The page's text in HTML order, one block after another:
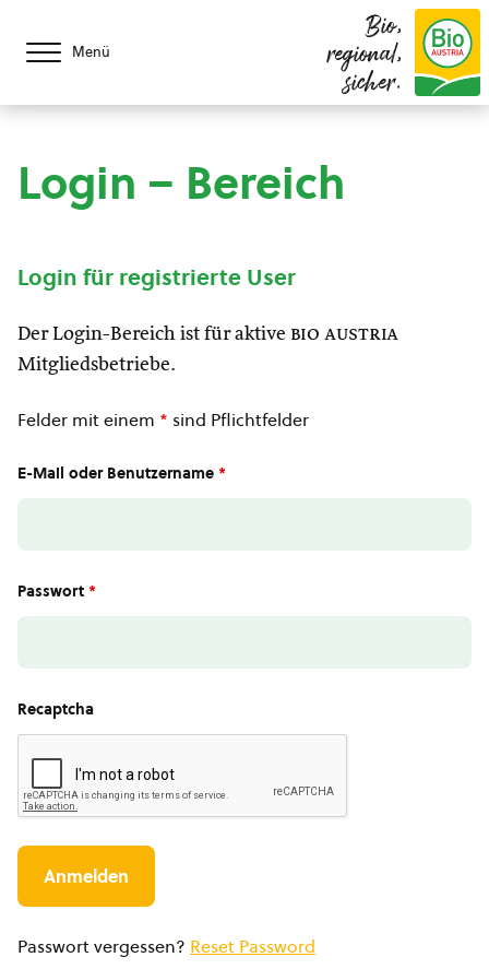
Menü
Bio,
regional,
sicher.
Login – Bereich
Login für registrierte User
Der Login-Bereich ist für aktive bio austria
Mitgliedsbetriebe.
Felder mit einem * sind Pflichtfelder
E-Mail oder Benutzername *
Passwort *
Recaptcha
Passwort vergessen? Reset Password